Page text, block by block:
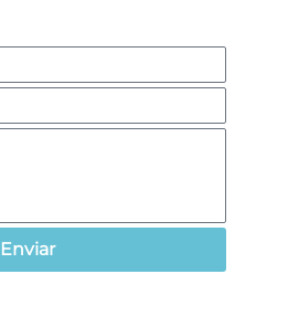
Enviar